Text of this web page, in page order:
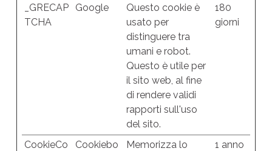
_GRECAP
TCHA
Google
Questo cookie è
usato per
distinguere tra
umani e robot.
Questo è utile per
il sito web, al fine
di rendere validi
rapporti sull'uso
del sito.
180
giorni
CookieCo
Cookiebo
Memorizza lo
1 anno